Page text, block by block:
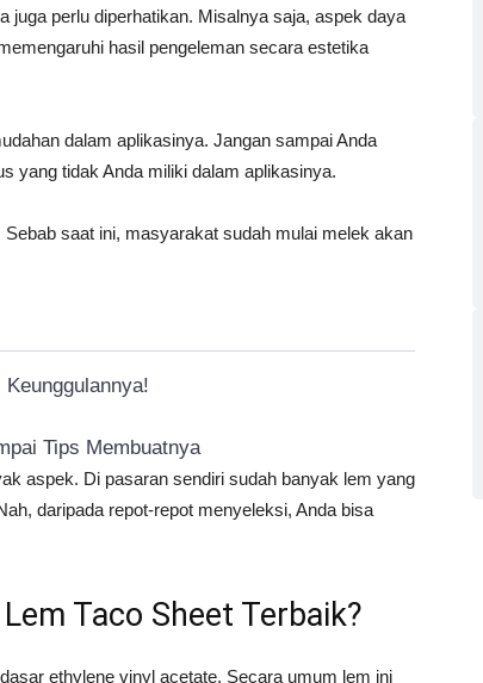
juga perlu diperhatikan. Misalnya saja, aspek daya
hasil pengeleman secara estetika
dalam aplikasinya. Jangan sampai Anda
yang tidak Anda miliki dalam aplikasinya.
saat ini, masyarakat sudah mulai melek akan
Tips Membuatnya
aspek. Di pasaran sendiri sudah banyak lem yang
daripada repot-repot menyeleksi, Anda bisa
Taco Sheet Terbaik?
ethylene vinyl acetate. Secara umum lem ini